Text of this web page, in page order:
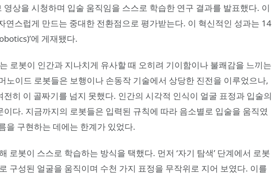
영상을 시청하며 입술 움직임을 스스로 학습한 연구 결과를 발표했다. 이
연스럽게 만드는 중대한 전환점으로 평가받는다. 이 혁신적인 성과는 14
에 게재됐다.
로봇이 인간과 지나치게 유사할 때 오히려 기이함이나 불쾌감을 느끼는
노이드 로봇들은 보행이나 손동작 기술에서 상당한 진전을 이루었으나,
히 이 골짜기를 넘지 못했다. 인간의 시각적 인식이 얼굴 표정과 입술의
다. 지금까지의 로봇들은 입력된 규칙에 따라 음소별로 입술을 움직였
을 구현하는 데에는 한계가 있었다.
로봇이 스스로 학습하는 방식을 택했다. 먼저 ‘자기 탐색’ 단계에서 로봇
구성된 얼굴을 움직이며 수천 가지 표정을 무작위로 지어 보였다. 이를